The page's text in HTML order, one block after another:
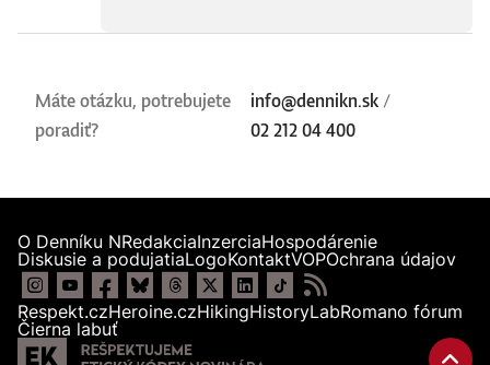
Máte otázku, potrebujete
poradiť?
info@dennikn.sk /
02 212 04 400
O Denníku NRedakciaInzerciaHospodárenie
Diskusie a podujatiaLogoKontaktVOPOchrana údajov
Respekt.czHeroine.czHikingHistoryLabRomano fórum
Čierna labuť